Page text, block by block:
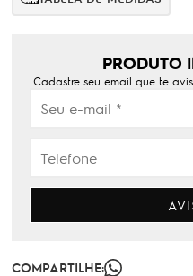
PRODUTO
Cadastre seu email que te
COMPARTILHE: